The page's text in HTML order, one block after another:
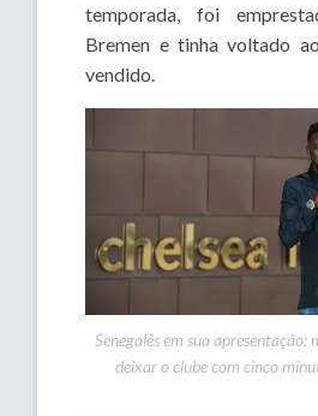
temporada, foi
Bremen e tinha voltado
vendido.
Senegalês em sua apresentação:
deixar o clube com cinco